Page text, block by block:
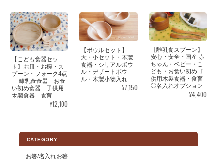
【こども食器セッ
ト】お皿・お椀・ス
プーン・フォーク4点
離乳食食器 お食
い初め食器 子供用
木製食器 食育
¥12,100
【ボウルセット】
大・小セット・木製
食器・シリアルボウ
ル・デザートボウ
ル・木製小物入れ
¥7,150
【離乳食スプーン】
安心・安全・国産 赤
ちゃん・ベビー・こ
ども・お食い初め 子
供用木製食器・食育
◯名入れオプション
¥4,400
CATEGORY
お箸/名入れお箸